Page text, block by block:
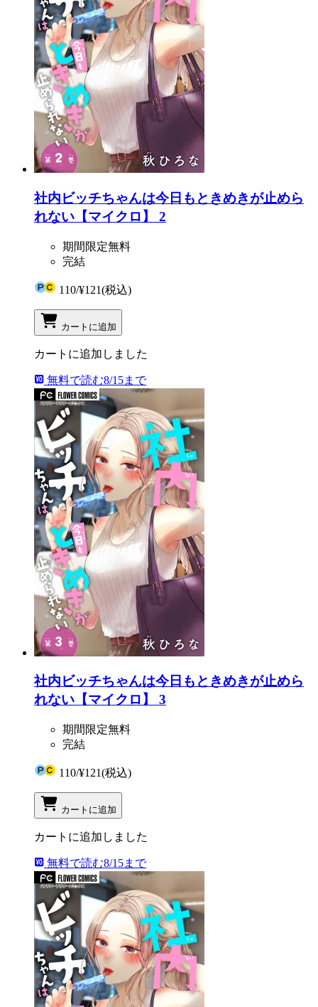
社内ビッチちゃんは今日もときめきが止めら
れない【マイクロ】 2
期間限定無料
完結
110/¥121(税込)
カートに追加
カートに追加しました
無料で読む8/15まで
社内ビッチちゃんは今日もときめきが止めら
れない【マイクロ】 3
期間限定無料
完結
110/¥121(税込)
カートに追加
カートに追加しました
無料で読む8/15まで